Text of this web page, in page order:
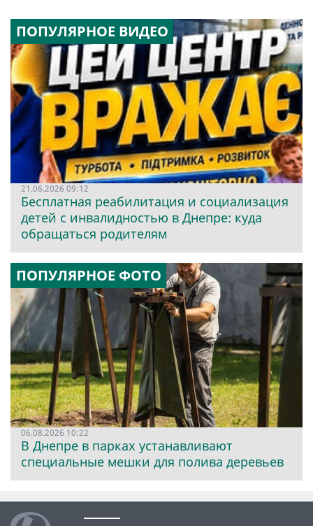
ПОПУЛЯРНОЕ ВИДЕО
21.06.2026 09:12
Бесплатная реабилитация и социализация
детей с инвалидностью в Днепре: куда
обращаться родителям
ПОПУЛЯРНОЕ ФОТО
06.08.2026 10:22
В Днепре в парках устанавливают
специальные мешки для полива деревьев